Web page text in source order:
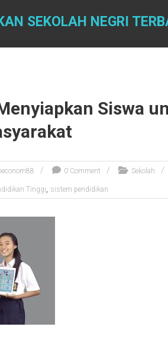
SEKOLAH NEGRI
Siswa
0 Comment Sekolah
Tinggi, sistem pendidikan